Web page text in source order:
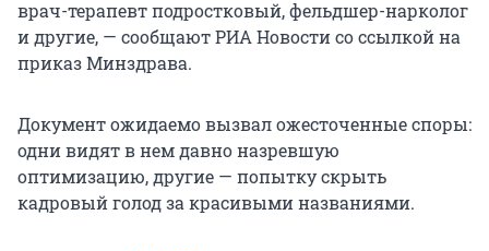
врач-терапевт подростковый, фельдшер-нарколог
и другие, — сообщают РИА Новости со ссылкой на
приказ Минздрава.
Документ ожидаемо вызвал ожесточенные споры:
одни видят в нем давно назревшую
оптимизацию, другие — попытку скрыть
кадровый голод за красивыми названиями.